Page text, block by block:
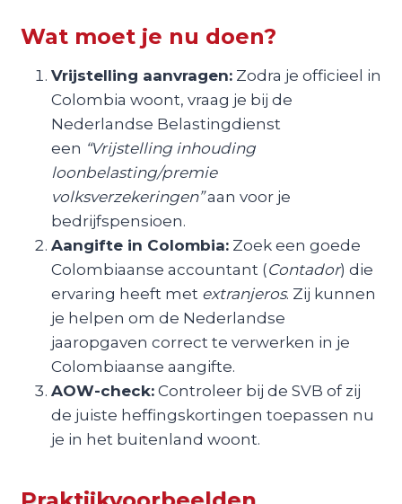
Wat moet je nu doen?
Vrijstelling aanvragen:Zodra je officieel in
Colombia woont, vraag je bij de
Nederlandse Belastingdienst
een “Vrijstelling inhouding
loonbelasting/premie
volksverzekeringen”aan voor je
bedrijfspensioen.
Aangifte in Colombia:Zoek een goede
Colombiaanse accountant (Contador) die
ervaring heeft met extranjeros. Zij kunnen
je helpen om de Nederlandse
jaaropgaven correct te verwerken in je
Colombiaanse aangifte.
AOW-check:Controleer bij de SVB of zij
de juiste heffingskortingen toepassen nu
je in het buitenland woont.